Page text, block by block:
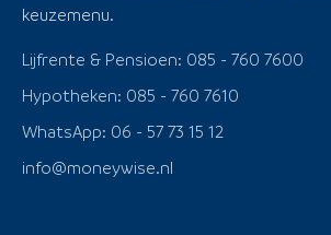
keuzemenu.
Lijfrente & Pensioen: 085 - 760 7600
Hypotheken: 085 - 760 7610
WhatsApp: 06 - 57 73 15 12
info@moneywise.nl